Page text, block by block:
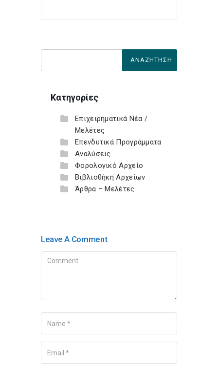
Κατηγορίες
Επιχειρηματικά Νέα /
Μελέτες
Επενδυτικά Προγράμματα
Αναλύσεις
Φορολογικό Αρχείο
Βιβλιοθήκη Αρχείων
Άρθρα – Μελέτες
Leave A Comment
Comment
Name
Your Email